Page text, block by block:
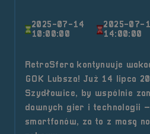
2025-07-14
10:00:00
2025-07-
14:00:00
RetroSfera kontynuuje
GOK Lubsza! Już 14 lipca
Szydłowice, by wspólnie
dawnych gier i technologii
smartfonów, za to z masą